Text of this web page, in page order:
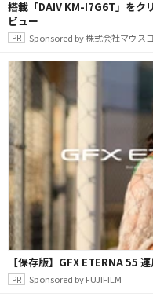
搭載「DAIV KM-I7G6T」をク
ビュー
Sponsored by 株式会社マウス
【保存版】GFX ETERNA 55
Sponsored by FUJIFILM